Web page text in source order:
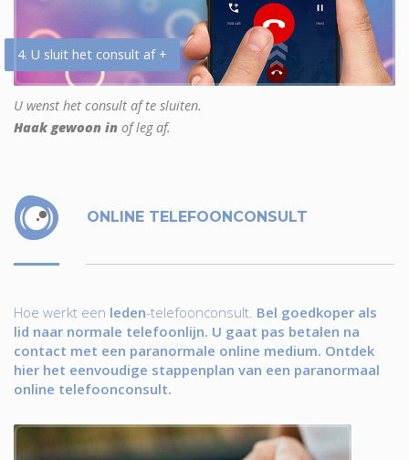
4. U sluit het consult af +
U wenst het consult af te sluiten.
Haak gewoon in of leg af.
ONLINE TELEFOONCONSULT
Hoe werkt een leden-telefoonconsult. Bel goedkoper als
lid naar normale telefoonlijn. U gaat pas betalen na
contact met een paranormale online medium. Ontdek
hier het eenvoudige stappenplan van een paranormaal
online telefoonconsult.